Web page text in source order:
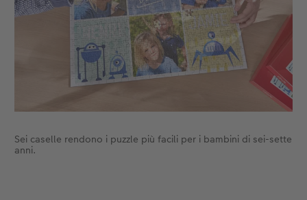
Sei caselle rendono i puzzle più facili per i bambini di sei-sette
anni.